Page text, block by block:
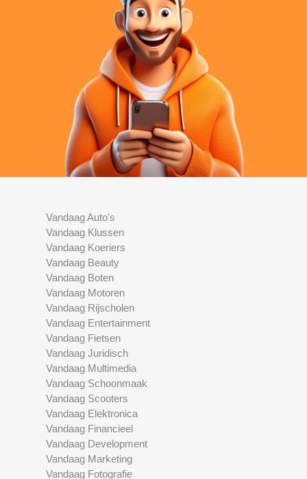
Vandaag Auto's
Vandaag Klussen
Vandaag Koeriers
Vandaag Beauty
Vandaag Boten
Vandaag Motoren
Vandaag Rijscholen
Vandaag Entertainment
Vandaag Fietsen
Vandaag Juridisch
Vandaag Multimedia
Vandaag Schoonmaak
Vandaag Scooters
Vandaag Elektronica
Vandaag Financieel
Vandaag Development
Vandaag Marketing
Vandaag Fotografie